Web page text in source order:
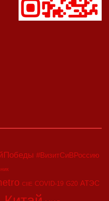
#ВизитСиВРоссию
CIIE COVID-19 G20 АТЭС